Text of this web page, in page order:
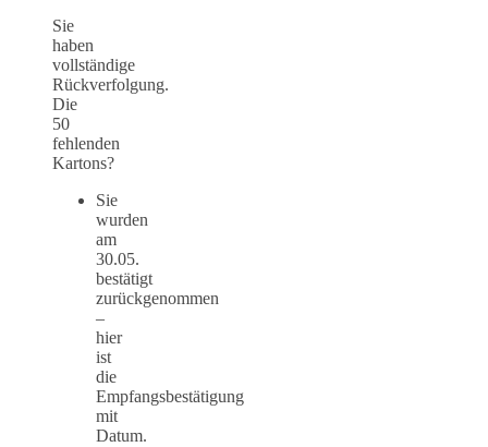
Sie
haben
vollständige
Rückverfolgung.
Die
50
fehlenden
Kartons?
Sie
wurden
am
30.05.
bestätigt
zurückgenommen
–
hier
ist
die
Empfangsbestätigung
mit
Datum.